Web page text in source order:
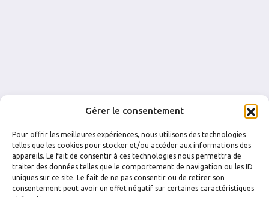
Gérer le consentement
Pour offrir les meilleures expériences, nous utilisons des technologies
telles que les cookies pour stocker et/ou accéder aux informations des
appareils. Le fait de consentir à ces technologies nous permettra de
traiter des données telles que le comportement de navigation ou les ID
uniques sur ce site. Le fait de ne pas consentir ou de retirer son
consentement peut avoir un effet négatif sur certaines caractéristiques
FACEBOOK INSTAGRAM